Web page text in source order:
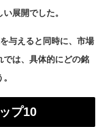
展開でした。
与えると同時に、市場
では、具体的にどの銘
プ10